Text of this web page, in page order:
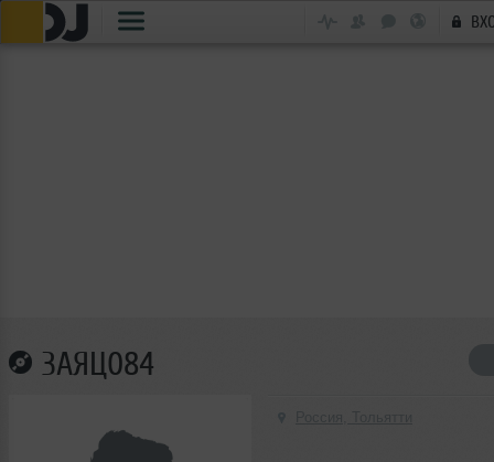
ЗАЯЦ084